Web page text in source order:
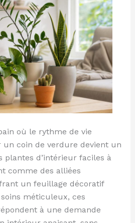
où le rythme de vie
un coin de verdure devient un
plantes d’intérieur faciles à
comme des alliées
un feuillage décoratif
méticuleux, ces
à une demande